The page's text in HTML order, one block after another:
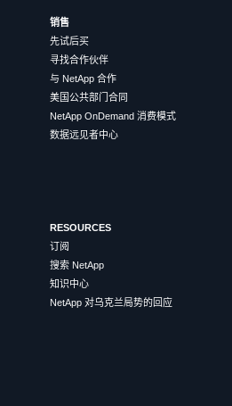
销售
先试后买
寻找合作伙伴
与 NetApp 合作
美国公共部门合同
NetApp OnDemand 消费模式
数据远见者中心
RESOURCES
订阅
搜索 NetApp
知识中心
NetApp 对乌克兰局势的回应